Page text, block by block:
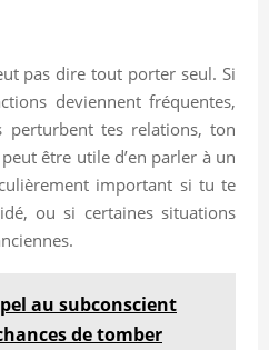
pas dire tout porter seul. Si
deviennent fréquentes,
perturbent tes relations, ton
être utile d’en parler à un
important si tu te
ou si certaines situations
au subconscient
de tomber